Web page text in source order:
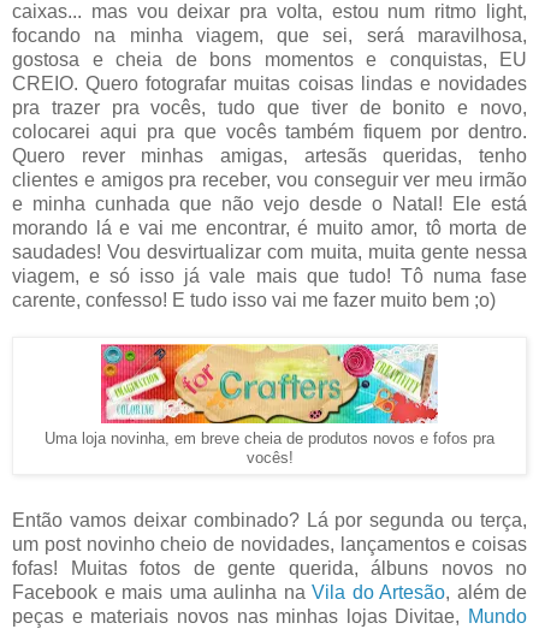
caixas... mas vou deixar pra volta, estou num ritmo light,
focando na minha viagem, que sei, será maravilhosa,
gostosa e cheia de bons momentos e conquistas, EU
CREIO. Quero fotografar muitas coisas lindas e novidades
pra trazer pra vocês, tudo que tiver de bonito e novo,
colocarei aqui pra que vocês também fiquem por dentro.
Quero rever minhas amigas, artesãs queridas, tenho
clientes e amigos pra receber, vou conseguir ver meu irmão
e minha cunhada que não vejo desde o Natal! Ele está
morando lá e vai me encontrar, é muito amor, tô morta de
saudades! Vou desvirtualizar com muita, muita gente nessa
viagem, e só isso já vale mais que tudo! Tô numa fase
carente, confesso! E tudo isso vai me fazer muito bem ;o)
Uma loja novinha, em breve cheia de produtos novos e fofos pra
vocês!
Então vamos deixar combinado? Lá por segunda ou terça,
um post novinho cheio de novidades, lançamentos e coisas
fofas! Muitas fotos de gente querida, álbuns novos no
Facebook e mais uma aulinha na Vila do Artesão, além de
peças e materiais novos nas minhas lojas Divitae, Mundo